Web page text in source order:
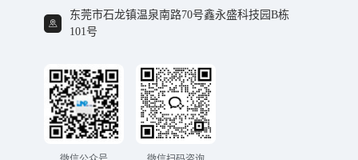
东莞市石龙镇温泉南路70号鑫永盛科技园B栋
101号